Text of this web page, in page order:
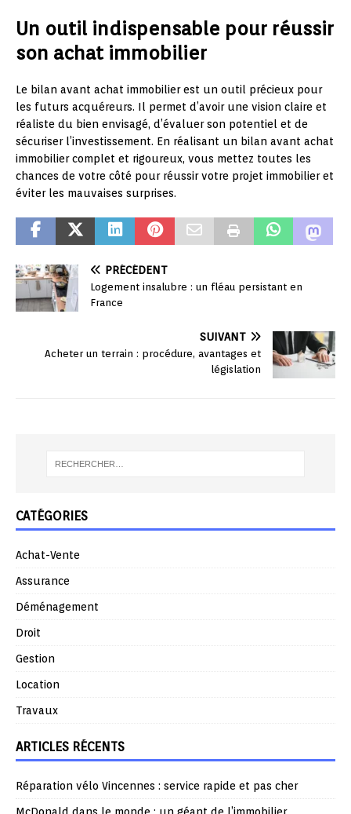
Un outil indispensable pour réussir
son achat immobilier
Le bilan avant achat immobilier est un outil précieux pour
les futurs acquéreurs. Il permet d’avoir une vision claire et
réaliste du bien envisagé, d’évaluer son potentiel et de
sécuriser l’investissement. En réalisant un bilan avant achat
immobilier complet et rigoureux, vous mettez toutes les
chances de votre côté pour réussir votre projet immobilier et
éviter les mauvaises surprises.
PRÉCÉDENT
Logement insalubre : un fléau persistant en
France
SUIVANT
Acheter un terrain : procédure, avantages et
législation
CATÉGORIES
Achat-Vente
Assurance
Déménagement
Droit
Gestion
Location
Travaux
ARTICLES RÉCENTS
Réparation vélo Vincennes : service rapide et pas cher